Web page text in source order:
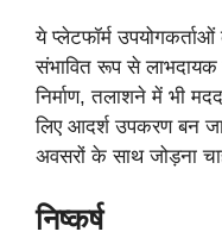
ये प्लेटफॉर्म
संभावित रूप से
निर्माण, तलाशने में भी
लिए आदर्श उपकरण बन
अवसरों के साथ जोड़ना
निष्कर्ष